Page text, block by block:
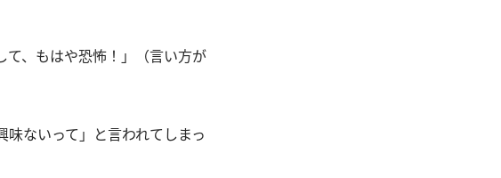
て、もはや恐怖！」（言い方が
味ないって」と言われてしまっ